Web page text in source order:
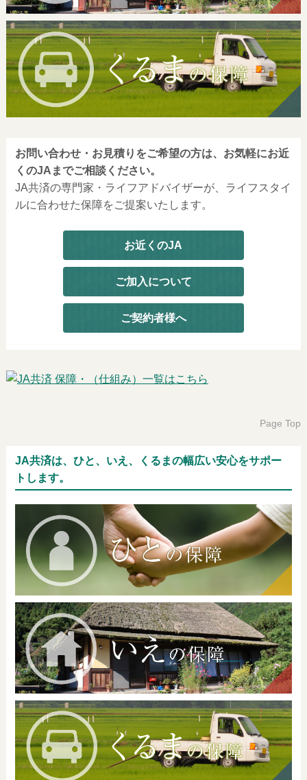
お問い合わせ・お見積りをご希望の方は、お気軽にお近
くのJAまでご相談ください。
JA共済の専門家・ライフアドバイザーが、ライフスタイ
ルに合わせた保障をご提案いたします。
お近くのJA
ご加入について
ご契約者様へ
Page Top
JA共済は、ひと、いえ、くるまの幅広い安心をサポー
トします。